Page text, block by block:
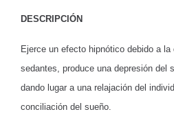
DESCRIPCIÓN
Ejerce un efecto hipnótico debido a
sedantes, produce una depresión del
dando lugar a una relajación del
conciliación del sueño.